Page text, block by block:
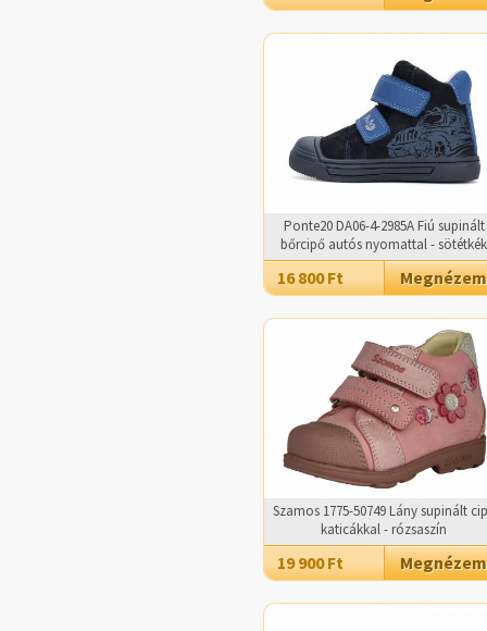
Ponte20 DA06-4-2985A Fiú supinált
bőrcipő autós nyomattal - sötétkék
16 800 Ft Megnézem
Szamos 1775-50749 Lány supinált
katicákkal - rózsaszín
19 900 Ft Megnézem